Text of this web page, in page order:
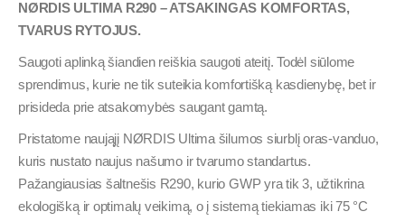
NØRDIS ULTIMA R290 – ATSAKINGAS KOMFORTAS,
TVARUS RYTOJUS.
Saugoti aplinką šiandien reiškia saugoti ateitį. Todėl siūlome
sprendimus, kurie ne tik suteikia komfortišką kasdienybę, bet ir
prisideda prie atsakomybės saugant gamtą.
Pristatome naująjį NØRDIS Ultima šilumos siurblį oras-vanduo,
kuris nustato naujus našumo ir tvarumo standartus.
Pažangiausias šaltnešis R290, kurio GWP yra tik 3, užtikrina
ekologišką ir optimalų veikimą, o į sistemą tiekiamas iki 75 °C